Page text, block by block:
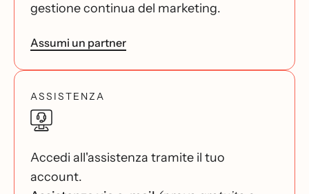
gestione continua del marketing.
Assumi un partner
ASSISTENZA
Accedi all'assistenza tramite il tuo
account.